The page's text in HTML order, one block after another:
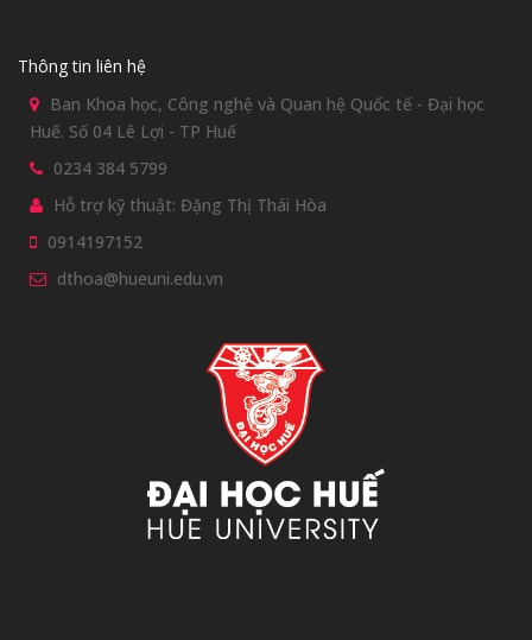
Thông tin liên hệ
Ban Khoa học, Công nghệ và Quan hệ Quốc tế - Đại học
Huế. Số 04 Lê Lợi - TP Huế
0234 384 5799
Hỗ trợ kỹ thuật: Đặng Thị Thái Hòa
0914197152
dthoa@hueuni.edu.vn